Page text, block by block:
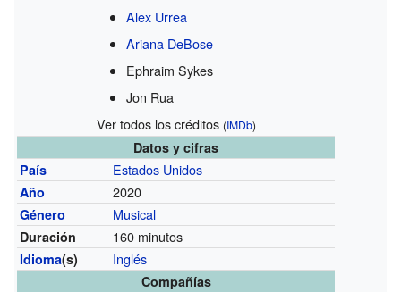
Alex Urrea
Ariana DeBose
Ephraim Sykes
Jon Rua
Ver todos los créditos (IMDb)
Datos y cifras
País
Estados Unidos
Año 2020
Género Musical
Duración 160 minutos
Idioma(s) Inglés
Compañías